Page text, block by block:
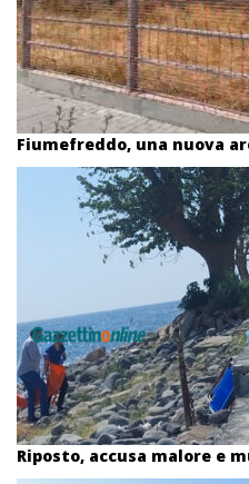
Fiumefreddo, una nuova
Riposto, accusa malore e